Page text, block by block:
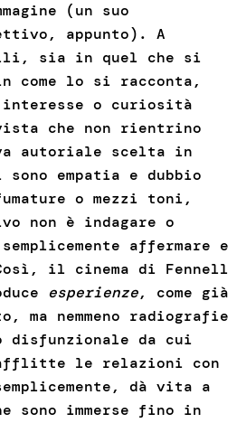
(un suo
appunto). A
sia in quel che si
come lo si racconta,
o curiosità
che non rientrino
autoriale scelta in
empatia e dubbio
o mezzi toni,
non è indagare o
semplicemente affermare e
il cinema di Fennell
esperienze, come già
ma nemmeno radiografie
disfunzionale da cui
afflitte le relazioni con
dà vita a
sono immerse fino in